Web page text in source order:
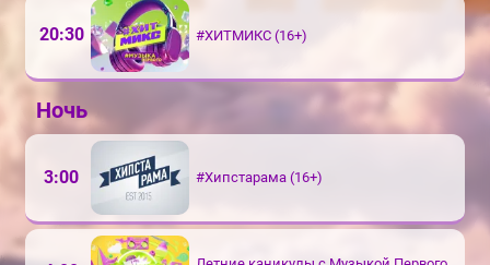
20:30 #ХИТМИКС (16+)
Ночь
3:00 #Хипстарама (16+)